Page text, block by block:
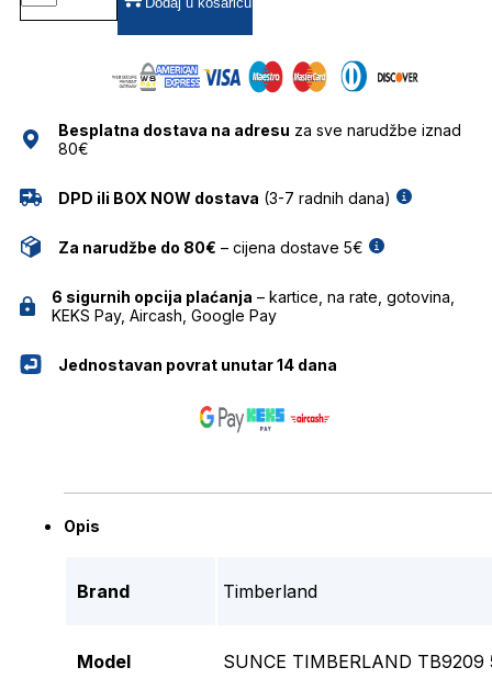
NAOČALE
TIMBERLAND
Besplatna dostava na adresu za sve narudžbe iznad
80€
DPD ili BOX NOW dostava (3-7 radnih dana)
Za narudžbe do 80€ – cijena dostave 5€
6 sigurnih opcija plaćanja – kartice, na rate, gotovina,
KEKS Pay, Aircash, Google Pay
Jednostavan povrat unutar 14 dana
Opis
Brand Timberland
Model SUNCE TIMBERLAND TB9209